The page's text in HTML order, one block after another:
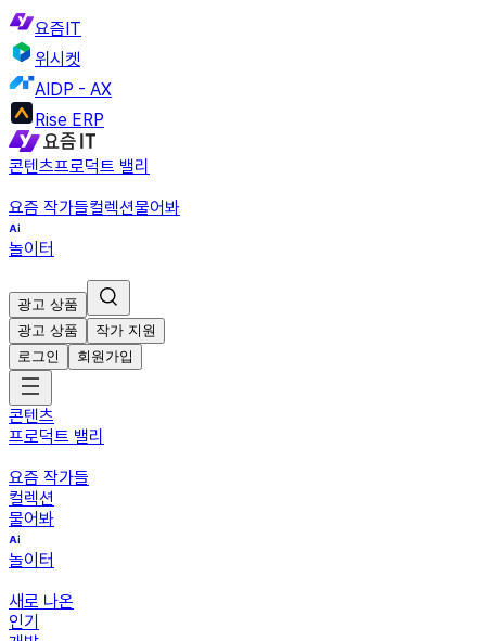
요즘IT
위시켓
AIDP - AX
Rise ERP
콘텐츠프로덕트 밸리
요즘 작가들컬렉션물어봐
놀이터
광고 상품
광고 상품
작가 지원
로그인
회원가입
콘텐츠
프로덕트 밸리
요즘 작가들
컬렉션
물어봐
놀이터
새로 나온
인기